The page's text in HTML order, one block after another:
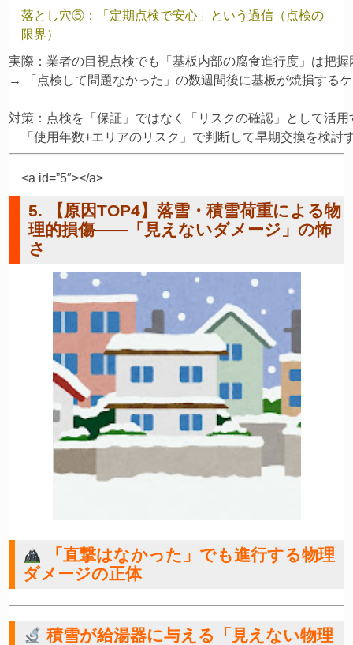
落とし穴⑤：「定期点検で安心」という過信（点検の
限界）
実際：業者の目視点検でも「基板内部の腐食進行度」は把握
→ 「点検して問題なかった」の数週間後に基板が焼損する
対策：点検を「保証」ではなく「リスクの確認」として活用
<a id=”5″></a>
5. 【原因TOP4】落雪・積雪荷重による物
理的損傷——「見えないダメージ」の怖
さ
「直撃はなかった」でも進行する物理
ダメージの正体
積雪が給湯器に与える「見えない物理